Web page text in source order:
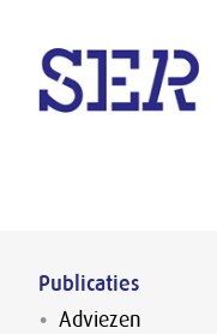
Publicaties
Adviezen